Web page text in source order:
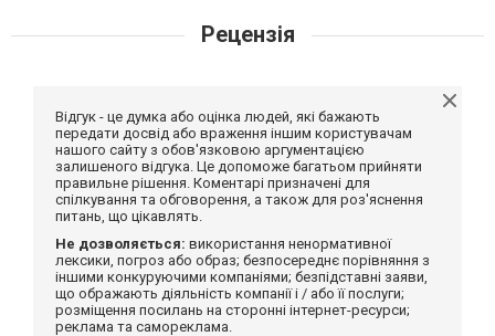
Рецензія
Відгук - це думка або оцінка людей, які бажають
передати досвід або враження іншим користувачам
нашого сайту з обов'язковою аргументацією
залишеного відгука. Це допоможе багатьом прийняти
правильне рішення. Коментарі призначені для
спілкування та обговорення, а також для роз'яснення
питань, що цікавлять.
Не дозволяється: використання ненормативної
лексики, погроз або образ; безпосереднє порівняння з
іншими конкуруючими компаніями; безпідставні заяви,
що ображають діяльність компанії і / або її послуги;
розміщення посилань на сторонні інтернет-ресурси;
реклама та самореклама.